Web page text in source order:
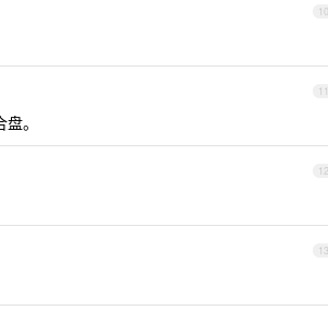
10
11
。
12
13